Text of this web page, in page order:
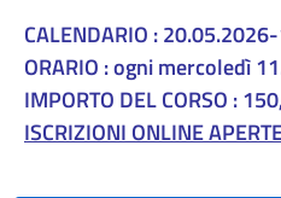
CALENDARIO :
ORARIO : ogni mercoledì
IMPORTO DEL CORSO :
ISCRIZIONI ONLINE